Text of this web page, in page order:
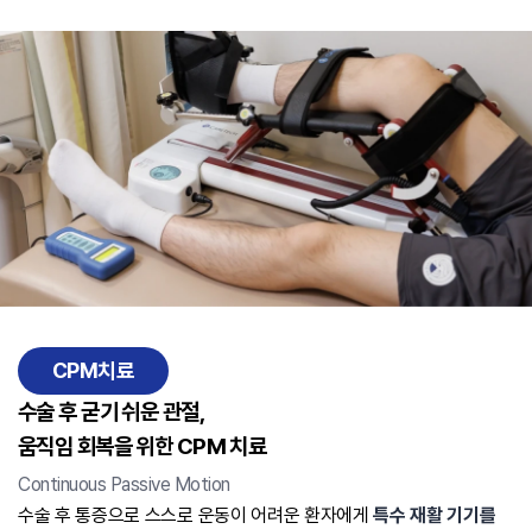
CPM치료
수술 후 굳기 쉬운 관절,
움직임 회복을 위한 CPM 치료
Continuous Passive Motion
수술 후 통증으로 스스로 운동이 어려운 환자에게특수 재활 기기를